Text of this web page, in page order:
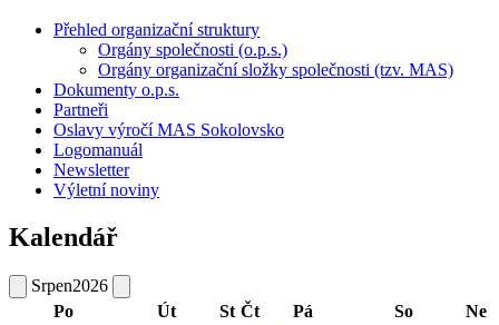
Přehled organizační struktury
Orgány společnosti (o.p.s.)
Orgány organizační složky společnosti (tzv. MAS)
Dokumenty o.p.s.
Partneři
Oslavy výročí MAS Sokolovsko
Logomanuál
Newsletter
Výletní noviny
Kalendář
Srpen2026
Po
Út St Čt Pá So Ne